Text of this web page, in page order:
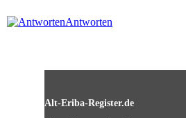
Antworten
Alt-Eriba-Register.de